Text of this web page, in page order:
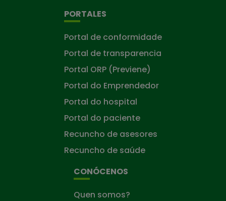
PORTALES
Portal de conformidade
Portal de transparencia
Portal ORP (Previene)
Portal do Emprendedor
Portal do hospital
Portal do paciente
Recuncho de asesores
Recuncho de saúde
CONÓCENOS
Quen somos?